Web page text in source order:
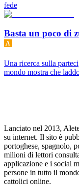
fede
Basta un poco di
Una ricerca sulla
mondo mostra che
Lanciato nel 2013,
su internet. Il sito è
portoghese, spagnolo,
milioni di lettori
applicazione e i social
persone in tutto il
cattolici online.